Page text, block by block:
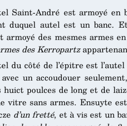
Saint-André est armoyé en
duquel autel est un banc.
des mesmes armes
des Kerropartz
du côté de l’épitre est
un accoudouer
poulces de long et de
vitre sans armes. Ensuyte
d’un fretté, et à vis est un